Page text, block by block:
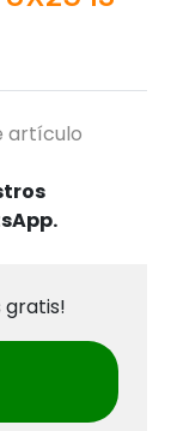
artículo
gratis!